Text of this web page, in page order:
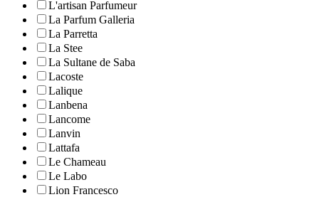
L'artisan Parfumeur
La Parfum Galleria
La Parretta
La Stee
La Sultane de Saba
Lacoste
Lalique
Lanbena
Lancome
Lanvin
Lattafa
Le Chameau
Le Labo
Lion Francesco